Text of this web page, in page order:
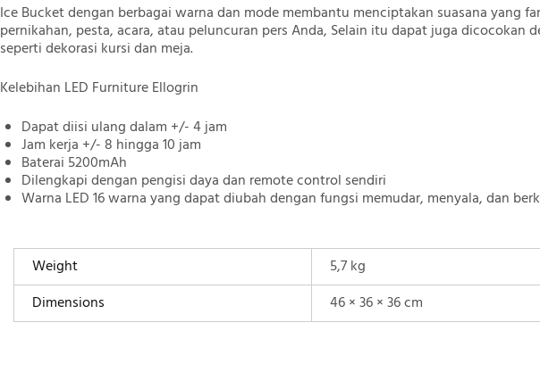
Ice Bucket dengan berbagai warna dan mode membantu menciptakan suasana yang
pernikahan, pesta, acara, atau peluncuran pers Anda, Selain itu dapat juga dicocokan
seperti dekorasi kursi dan meja.
Kelebihan LED Furniture Ellogrin
Dapat diisi ulang dalam +/- 4 jam
Jam kerja +/- 8 hingga 10 jam
Baterai 5200mAh
Dilengkapi dengan pengisi daya dan remote control sendiri
Warna LED 16 warna yang dapat diubah dengan fungsi memudar, menyala, dan
Weight
5,7 kg
Dimensions
46 × 36 × 36 cm